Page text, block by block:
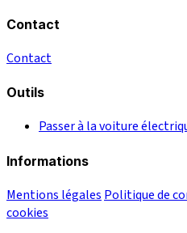
Contact
Contact
Outils
Passer à la voiture
Informations
Mentions légales Politique de
cookies